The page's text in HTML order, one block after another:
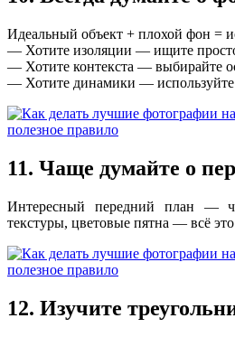
Идеальный объект + плохой фон =
— Хотите изоляции — ищите
— Хотите контекста — выбирайте
— Хотите динамики —
11. Чаще думайте о
Интересный передний план —
текстуры, цветовые пятна — всё
12. Изучите